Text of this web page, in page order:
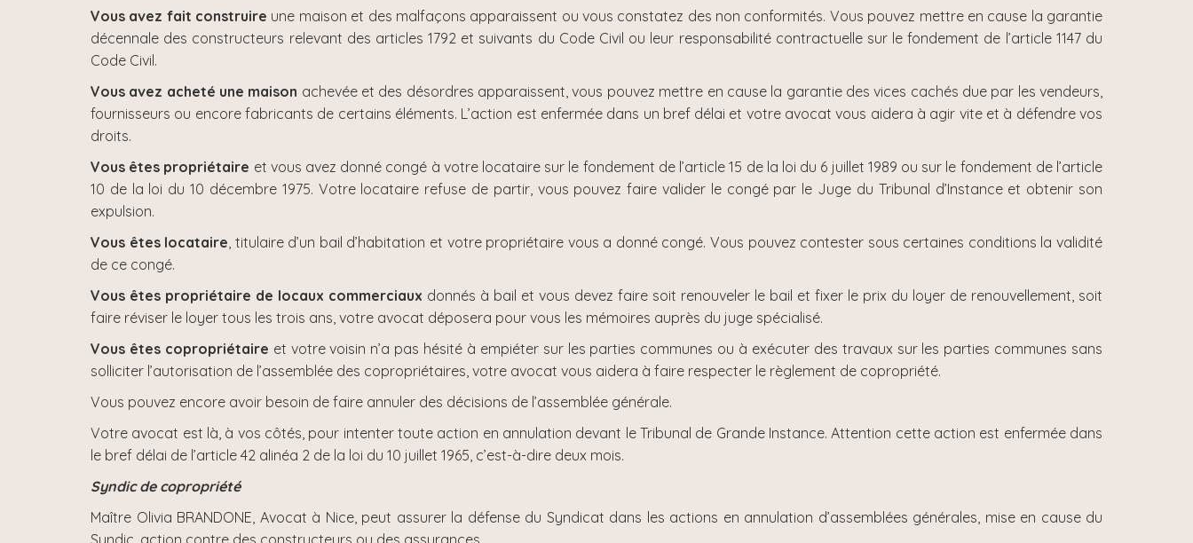
Vous avez fait construire une maison et des malfaçons apparaissent ou vous constatez des non conformités. Vous pouvez mettre en cause la garantie
décennale des constructeurs relevant des articles 1792 et suivants du Code Civil ou leur responsabilité contractuelle sur le fondement de l’article 1147 du
Code Civil.
Vous avez acheté une maison achevée et des désordres apparaissent, vous pouvez mettre en cause la garantie des vices cachés due par les vendeurs,
fournisseurs ou encore fabricants de certains éléments. L’action est enfermée dans un bref délai et votre avocat vous aidera à agir vite et à défendre vos
droits.
Vous êtes propriétaire et vous avez donné congé à votre locataire sur le fondement de l’article 15 de la loi du 6 juillet 1989 ou sur le fondement de l’article
10 de la loi du 10 décembre 1975. Votre locataire refuse de partir, vous pouvez faire valider le congé par le Juge du Tribunal d’Instance et obtenir son
expulsion.
Vous êtes locataire, titulaire d’un bail d’habitation et votre propriétaire vous a donné congé. Vous pouvez contester sous certaines conditions la validité
de ce congé.
Vous êtes propriétaire de locaux commerciaux donnés à bail et vous devez faire soit renouveler le bail et fixer le prix du loyer de renouvellement, soit
faire réviser le loyer tous les trois ans, votre avocat déposera pour vous les mémoires auprès du juge spécialisé.
Vous êtes copropriétaire et votre voisin n’a pas hésité à empiéter sur les parties communes ou à exécuter des travaux sur les parties communes sans
solliciter l’autorisation de l’assemblée des copropriétaires, votre avocat vous aidera à faire respecter le règlement de copropriété.
Vous pouvez encore avoir besoin de faire annuler des décisions de l’assemblée générale.
Votre avocat est là, à vos côtés, pour intenter toute action en annulation devant le Tribunal de Grande Instance. Attention cette action est enfermée dans
le bref délai de l’article 42 alinéa 2 de la loi du 10 juillet 1965, c’est-à-dire deux mois.
Syndic de copropriété
Maître Olivia BRANDONE, Avocat à Nice, peut assurer la défense du Syndicat dans les actions en annulation d’assemblées générales, mise en cause du
Syndic, action contre des constructeurs ou des assurances.